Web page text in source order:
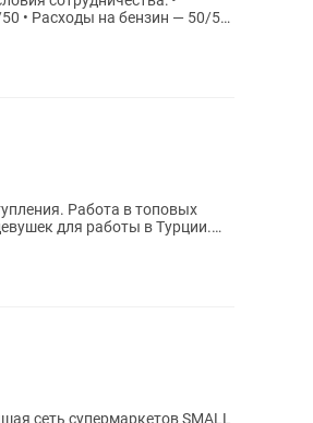
• Расходы на бензин — 50/50
в топовых
сеть супермаркетов SMALL